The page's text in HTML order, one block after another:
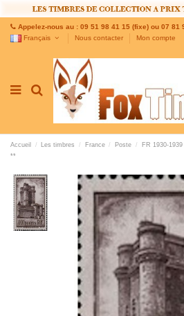
Appelez-nous au : 09 51 98 41 15 (fixe) ou 07 81
Français
Nous contacter Mon compte
Accueil Les timbres France Poste FR 1930-
**